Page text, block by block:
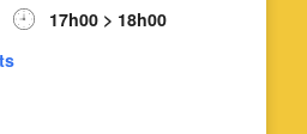
17h00 > 18h00